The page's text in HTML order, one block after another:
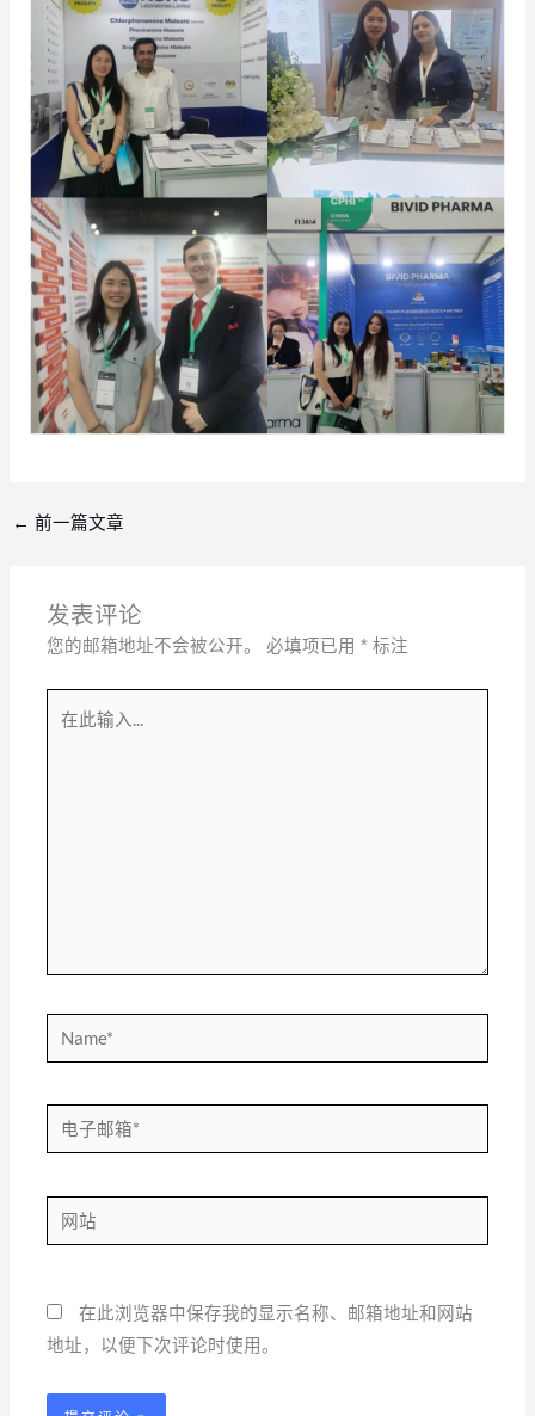
← 前一篇文章
发表评论
您的邮箱地址不会被公开。 必填项已用* 标注
Name*
电
子
箱
*
网
站
在此浏览器中保存我的显示名称、邮箱地址和网站
地址，以便下次评论时使用。